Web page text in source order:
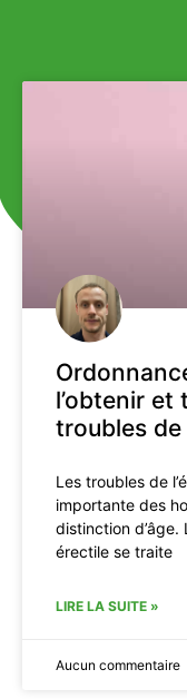
l’obtenir
troubles de
Les troubles de
importante des
distinction
érectile se traite
LIRE LA SUITE »
Aucun commentaire